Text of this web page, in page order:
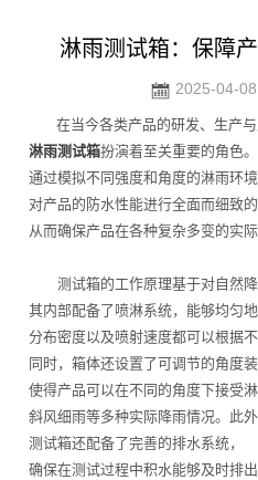
淋雨测试箱：保障
2025-04-08
在当今各类产品的研发、生产与
淋雨测试箱扮演着至关重要的角色
通过模拟不同强度和角度的淋雨环境
对产品的防水性能进行全面而细致的
从而确保产品在各种复杂多变的实
测试箱的工作原理基于对自然降
其内部配备了喷淋系统，能够均匀
分布密度以及喷射速度都可以根据
同时，箱体还设置了可调节的角度装
使得产品可以在不同的角度下接受
斜风细雨等多种实际降雨情况。此外
测试箱还配备了完善的排水系统，
确保在测试过程中积水能够及时排出